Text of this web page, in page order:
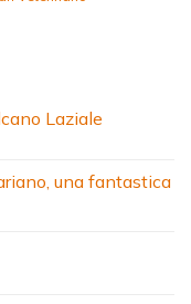
Laziale
una fantastica